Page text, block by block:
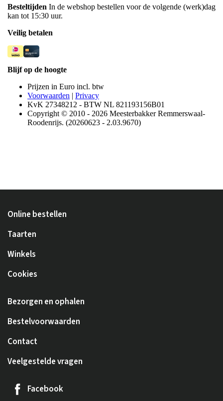
Online bestellen
Taarten
Winkels
Cookies
Bezorgen en ophalen
Bestelvoorwaarden
Contact
Veelgestelde vragen
Facebook